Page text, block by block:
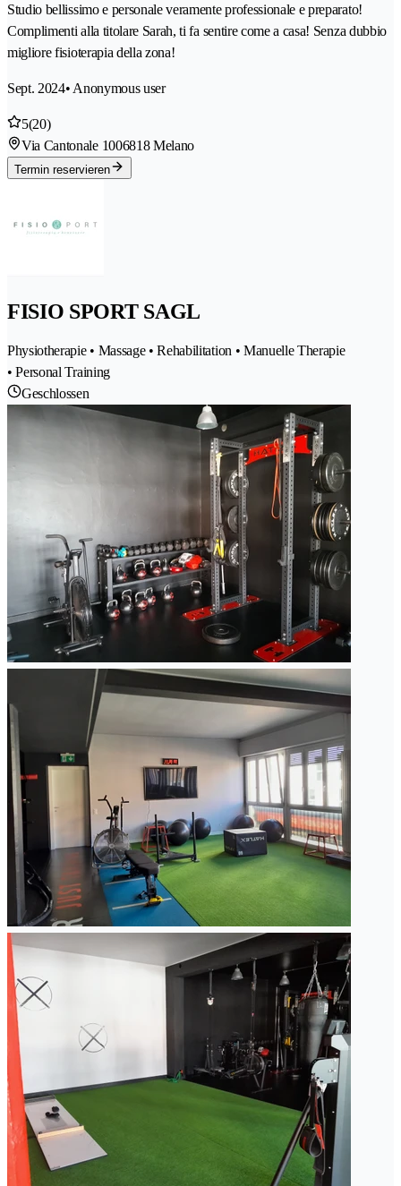
Studio bellissimo e personale veramente professionale e preparato!
Complimenti alla titolare Sarah, ti fa sentire come a casa! Senza dubbio
migliore fisioterapia della zona!
Sept. 2024• Anonymous user
5(20)
Via Cantonale 1006818 Melano
Termin reservieren
FISIO SPORT SAGL
Physiotherapie • Massage • Rehabilitation • Manuelle Therapie
• Personal Training
Geschlossen